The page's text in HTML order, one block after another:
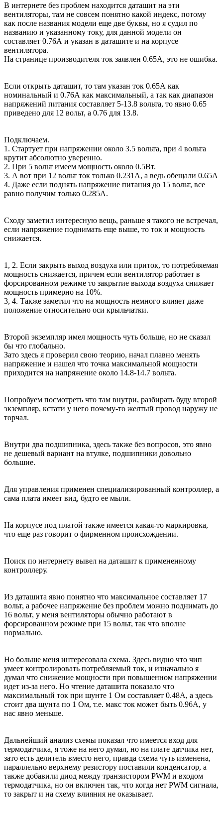
В интернете без проблем находится даташит на эти
вентиляторы, там не совсем понятно какой индекс, потому
как после названия модели еще две буквы, но я судил по
названию и указанному току, для данной модели он
составляет 0.76А и указан в даташите и на корпусе
вентилятора.
На странице производителя ток заявлен 0.65А, это не ошибка.
Если открыть даташит, то там указан ток 0.65А как
номинальный и 0.76А как максимальный, а так как диапазон
напряжений питания составляет 5-13.8 вольта, то явно 0.65
приведено для 12 вольт, а 0.76 для 13.8.
Подключаем.
1. Стартует при напряжении около 3.5 вольта, при 4 вольта
крутит абсолютно уверенно.
2. При 5 вольт имеем мощность около 0.5Вт.
3. А вот при 12 вольт ток только 0.231А, а ведь обещали 0.65А
4. Даже если поднять напряжение питания до 15 вольт, все
равно получим только 0.285А.
Сходу заметил интересную вещь, раньше я такого не встречал,
если напряжение поднимать еще выше, то ток и мощность
снижается.
1, 2. Если закрыть выход воздуха или приток, то потребляемая
мощность снижается, причем если вентилятор работает в
форсированном режиме то закрытие выхода воздуха снижает
мощность примерно на 10%.
3, 4. Также заметил что на мощность немного влияет даже
положение относительно оси крыльчатки.
Второй экземпляр имел мощность чуть больше, но не сказал
бы что глобально.
Зато здесь я проверил свою теорию, начал плавно менять
напряжение и нашел что точка максимальной мощности
приходится на напряжение около 14.8-14.7 вольта.
Попробуем посмотреть что там внутри, разбирать буду второй
экземпляр, кстати у него почему-то желтый провод наружу не
торчал.
Внутри два подшипника, здесь также без вопросов, это явно
не дешевый вариант на втулке, подшипники довольно
большие.
Для управления применен специализированный контроллер, а
сама плата имеет вид, будто ее мыли.
На корпусе под платой также имеется какая-то маркировка,
что еще раз говорит о фирменном происхождении.
Поиск по интернету вывел на даташит к примененному
контроллеру.
Из даташита явно понятно что максимальное составляет 17
вольт, а рабочее напряжение без проблем можно поднимать до
16 вольт, у меня вентиляторы обычно работают в
форсированном режиме при 15 вольт, так что вполне
нормально.
Но больше меня интересовала схема. Здесь видно что чип
умеет контролировать потребляемый ток, и изначально я
думал что снижение мощности при повышенном напряжении
идет из-за него. Но чтение даташита показало что
максимальный ток при шунте 1 Ом составляет 0.48А, а здесь
стоит два шунта по 1 Ом, т.е. макс ток может быть 0.96А, у
нас явно меньше.
Дальнейший анализ схемы показал что имеется вход для
термодатчика, я тоже на него думал, но на плате датчика нет,
зато есть делитель вместо него, правда схема чуть изменена,
параллельно верхнему резистору поставили конденсатор, а
также добавили диод между транзистором PWM и входом
термодатчика, но он включен так, что когда нет PWM сигнала,
то закрыт и на схему влияния не оказывает.